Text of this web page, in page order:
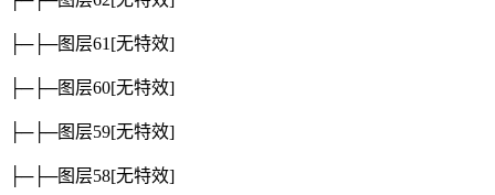
├─├─图层61 [无特效]
├─├─图层60[无特效]
├─├─图层59[无特效]
├─├─图层58[无特效]